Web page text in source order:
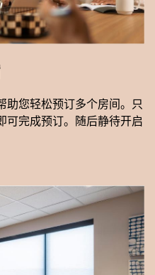
助您轻松预订多个房间。只
可完成预订。随后静待开启